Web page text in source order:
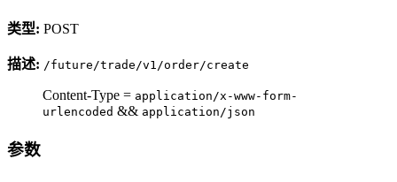
类型: POST
描述: /future/trade/v1/order/create
Content-Type = application/x-www-form-
urlencoded && application/json
参数